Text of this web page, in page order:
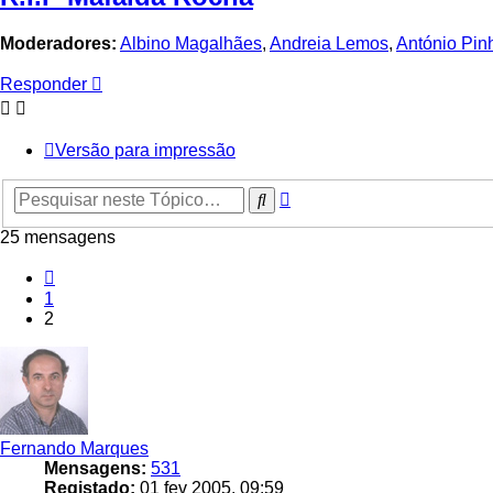
Moderadores: Albino Magalhães, Andreia Lemos, António
Responder
Versão para impressão
Pesquisar
25 mensagens
1
2
Fernando Marques
Mensagens: 531
Registado: 01 fev 2005, 09:59